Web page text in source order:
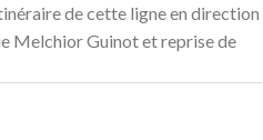
de cette ligne en direction
Melchior Guinot et reprise de